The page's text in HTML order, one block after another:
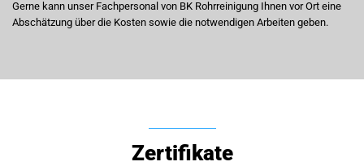
Gerne kann unser Fachpersonal von BK Rohrreinigung Ihnen vor Ort eine
Abschätzung über die Kosten sowie die notwendigen Arbeiten geben.
Zertifikate